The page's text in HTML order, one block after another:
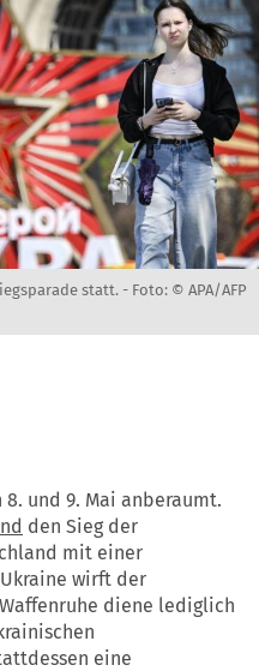
statt. - Foto: © APA/AFP
und 9. Mai anberaumt.
den Sieg der
mit einer
wirft der
diene lediglich
eine